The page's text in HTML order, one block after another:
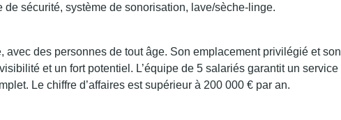
sécurité, système de sonorisation, lave/sèche-linge.
avec des personnes de tout âge. Son emplacement privilégié et son
et un fort potentiel. L’équipe de 5 salariés garantit un service
Le chiffre d’affaires est supérieur à 200 000 € par an.